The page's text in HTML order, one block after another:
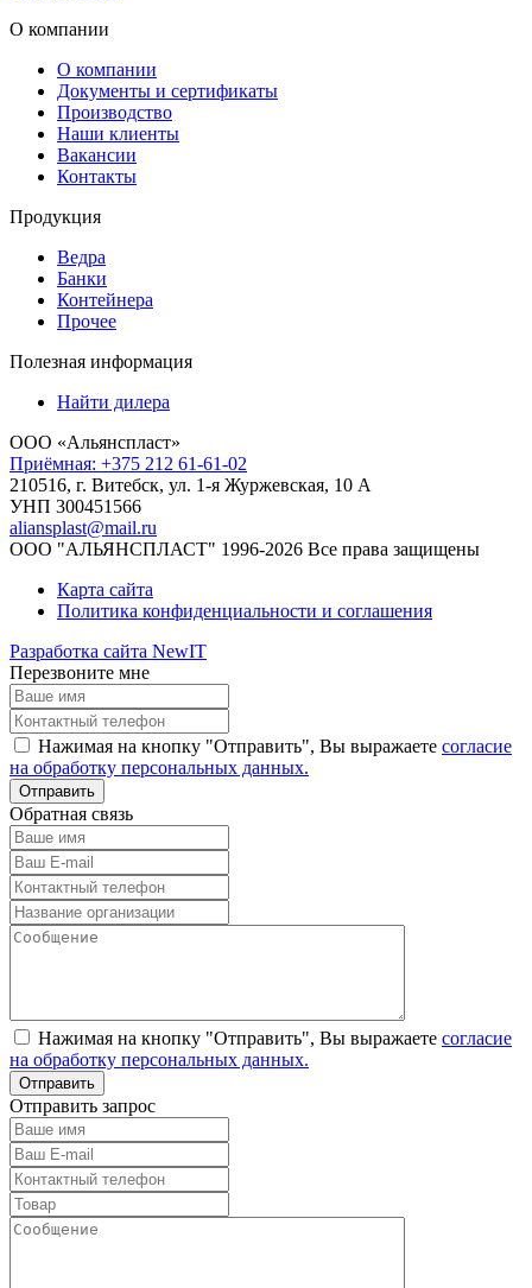
О компании
О компании
Документы и сертификаты
Производство
Наши клиенты
Вакансии
Контакты
Продукция
Ведра
Банки
Контейнера
Прочее
Полезная информация
Найти дилера
ООО «Альянспласт»
Приёмная: +375 212 61-61-02
210516, г. Витебск, ул. 1-я Журжевская, 10 А
УНП 300451566
aliansplast@mail.ru
ООО "АЛЬЯНСПЛАСТ" 1996-2026 Все права защищены
Карта сайта
Политика конфиденциальности и соглашения
Разработка сайта NewIT
Перезвоните мне
Нажимая на кнопку "Отправить", Вы выражаете согласие
на обработку персональных данных.
Обратная связь
Нажимая на кнопку "Отправить", Вы выражаете согласие
на обработку персональных данных.
Отправить запрос